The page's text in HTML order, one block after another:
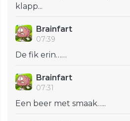
klapp...
Brainfart
07:39
De fik erin……
Brainfart
07:31
Een beer met smaak…..